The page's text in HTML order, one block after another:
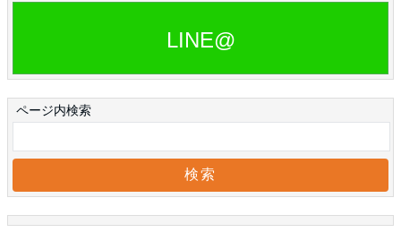
LINE@
ページ内検索